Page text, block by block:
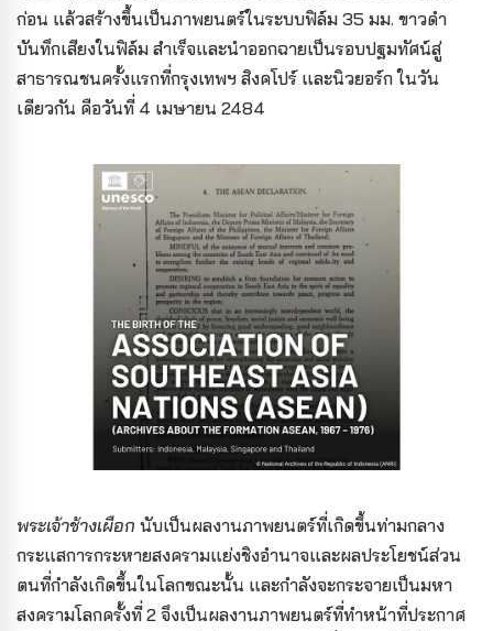
ก่อน แล้วสร้างขึ้นเป็นภาพยนตร์ในระบบฟิล์ม 35 มม. ขาวดำ
บันทึกเสียงในฟิล์ม สำเร็จและนำออกฉายเป็นรอบปฐมทัศน์สู่
สาธารณชนครั้งแรกที่กรุงเทพฯ สิงคโปร์ และนิวยอร์ก ในวัน
เดียวกัน คือวันที่ 4 เมษายน 2484
พระเจ้าช้างเผือก นับเป็นผลงานภาพยนตร์ที่เกิดขึ้นท่ามกลาง
กระแสการกระหายสงครามแย่งชิงอำนาจและผลประโยชน์ส่วน
ตนที่กำลังเกิดขึ้นในโลกขณะนั้น และกำลังจะกระจายเป็นมหา
สงครามโลกครั้งที่ 2 จึงเป็นผลงานภาพยนตร์ที่ทำหน้าที่ประกาศ